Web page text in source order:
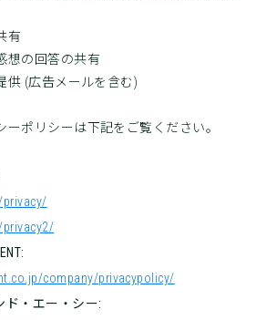
有
想の回答の共有
供 (広告メールを含む)
ーポリシーは下記をご覧ください。
privacy/
privacy2/
company/privacypolicy/
ド・エー・シー: